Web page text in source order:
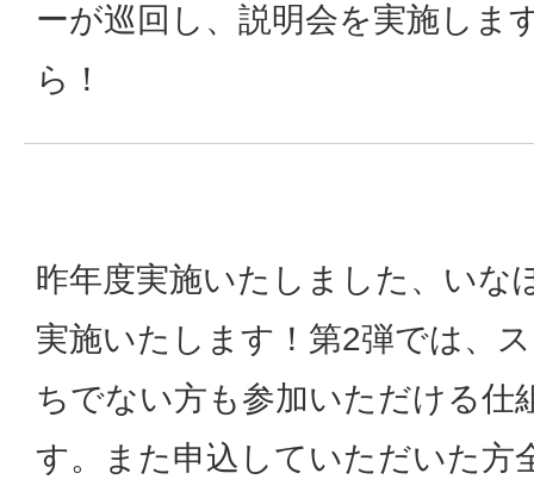
ーが巡回し、説明会を実施しま
ら！
昨年度実施いたしました、いな
実施いたします！第2弾では、
ちでない方も参加いただける仕
す。また申込していただいた方